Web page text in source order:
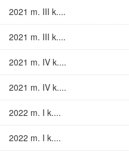
2021 m. III k....
2021 m. III k....
2021 m. IV k....
2021 m. IV k....
2022 m. I k....
2022 m. I k....